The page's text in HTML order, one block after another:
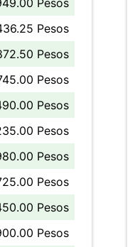
Pesos
Pesos
Pesos
Pesos
Pesos
Pesos
Pesos
Pesos
Pesos
Pesos